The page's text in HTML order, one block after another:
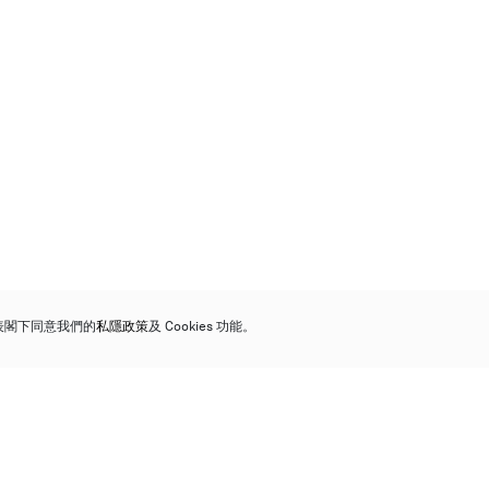
下同意我們的私隱政策及 Cookies 功能。